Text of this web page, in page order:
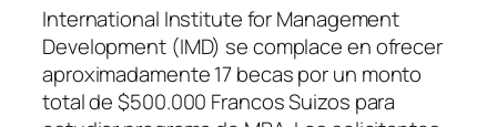
International Institute for Management
Development (IMD) se complace en ofrecer
aproximadamente 17 becas por un monto
total de $500.000 Francos Suizos para